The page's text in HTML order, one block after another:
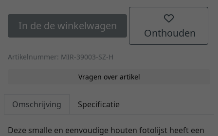
In de de winkelwagen
Onthouden
Artikelnummer: MIR-39003-SZ-H
Vragen over artikel
Omschrijving Specificatie
Deze smalle en eenvoudige houten fotolijst heeft een